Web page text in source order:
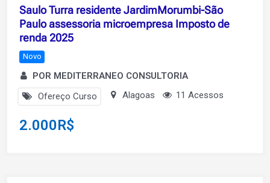
Saulo Turra residente JardimMorumbi-São
Paulo assessoria microempresa Imposto de
renda 2025
Novo
POR MEDITERRANEO CONSULTORIA
Ofereço Curso
Alagoas 11 Acessos
2.000R$